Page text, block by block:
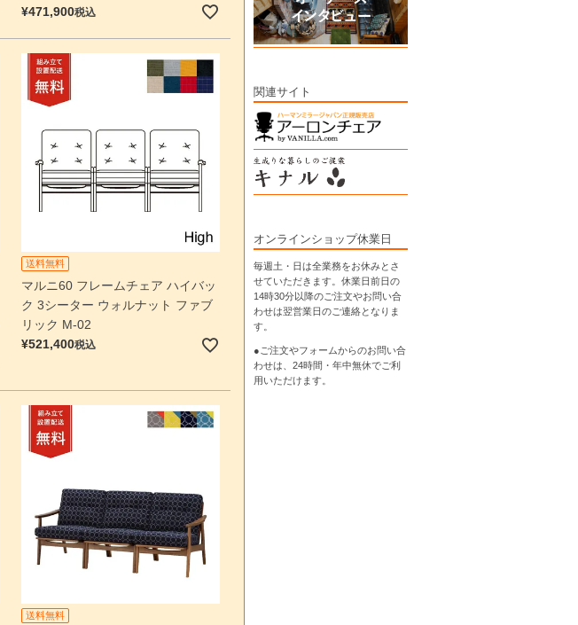
¥471,900税込
送料無料
マルニ60 フレームチェア ハイバッ
ク 3シーター ウォルナット ファブ
リック M-02
¥521,400税込
送料無料
関連サイト
オンラインショップ休業日
毎週土・日は全業務をお休みとさ
せていただきます。休業日前日の
14時30分以降のご注文やお問い合
わせは翌営業日のご連絡となりま
す。
●ご注文やフォームからのお問い合
わせは、 24時間・年中無休でご利
用いただけます。